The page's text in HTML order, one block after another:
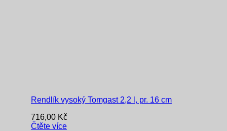
Rendlík vysoký Tomgast 2,2 l, pr. 16 cm
716,00 Kč
Čtěte více